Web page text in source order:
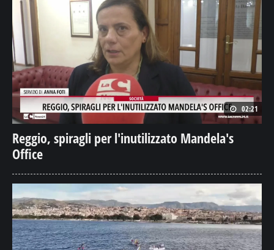
02:21
Reggio, spiragli per l'inutilizzato Mandela's
Office